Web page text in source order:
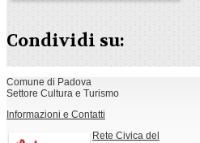
Condividi su:
Comune di Padova
Settore Cultura e Turismo
Informazioni e Contatti
Rete Civica del